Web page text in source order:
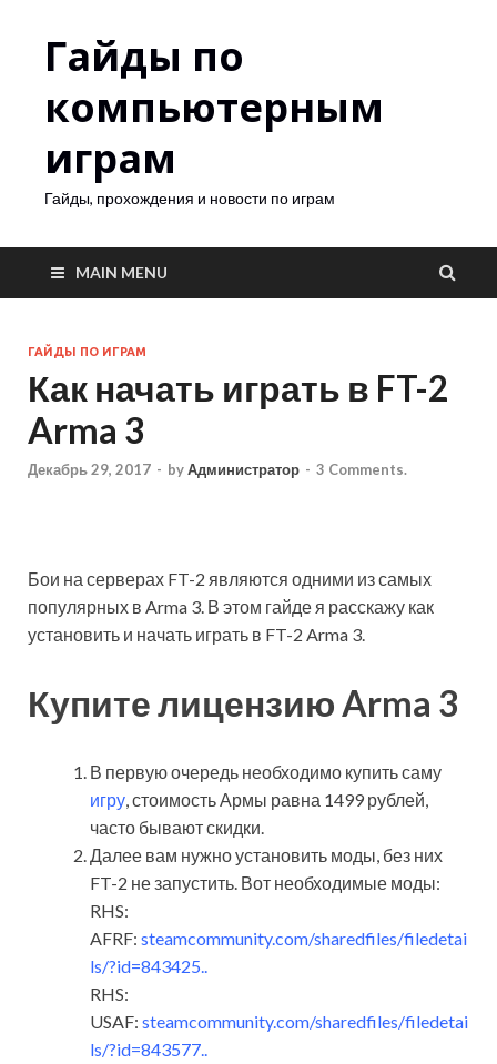
Гайды по
компьютерным
играм
Гайды, прохождения и новости по играм
MAIN MENU
ГАЙДЫ ПО ИГРАМ
Как начать играть в FT-2
Arma 3
Декабрь 29, 2017 - byАдминистратор - 3 Comments.
Бои на серверах FT-2 являются одними из самых
популярных в Arma 3. В этом гайде я расскажу как
установить и начать играть в FT-2 Arma 3.
Купите лицензию Arma 3
В первую очередь необходимо купить саму
игру, стоимость Армы равна 1499 рублей,
часто бывают скидки.
Далее вам нужно установить моды, без них
FT-2 не запустить. Вот необходимые моды:
RHS:
AFRF: steamcommunity.com/sharedfiles/filedetai
ls/?id=843425..
RHS:
USAF: steamcommunity.com/sharedfiles/filedetai
ls/?id=843577..